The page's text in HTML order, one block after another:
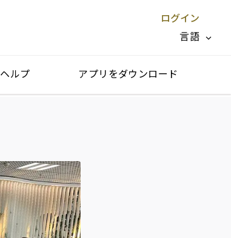
ログイン
言語
閉じる X
ヘルプ アプリをダウンロード